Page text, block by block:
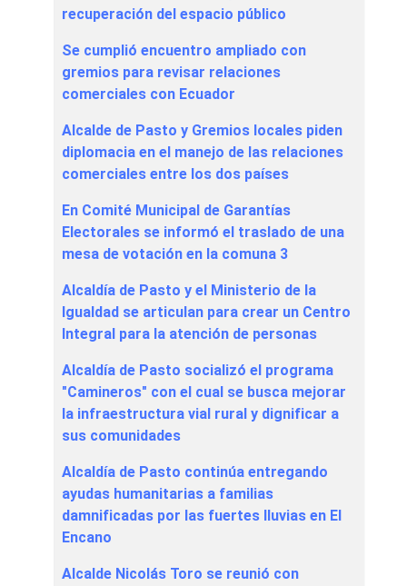
recuperación del espacio público
Se cumplió encuentro ampliado con
gremios para revisar relaciones
comerciales con Ecuador
Alcalde de Pasto y Gremios locales piden
diplomacia en el manejo de las relaciones
comerciales entre los dos países
En Comité Municipal de Garantías
Electorales se informó el traslado de una
mesa de votación en la comuna 3
Alcaldía de Pasto y el Ministerio de la
Igualdad se articulan para crear un Centro
Integral para la atención de personas
Alcaldía de Pasto socializó el programa
"Camineros" con el cual se busca mejorar
la infraestructura vial rural y dignificar a
sus comunidades
Alcaldía de Pasto continúa entregando
ayudas humanitarias a familias
damnificadas por las fuertes lluvias en El
Encano
Alcalde Nicolás Toro se reunió con